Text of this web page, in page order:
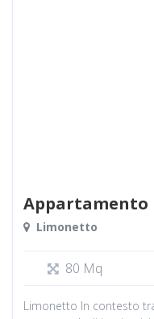
Appartamento
Limonetto
80 Mq
Limonetto In contesto